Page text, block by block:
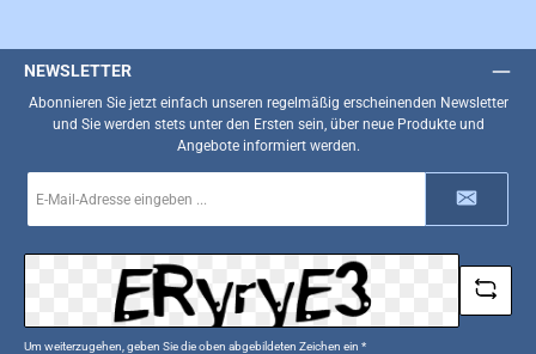
NEWSLETTER
Abonnieren Sie jetzt einfach unseren regelmäßig erscheinenden Newsletter
und Sie werden stets unter den Ersten sein, über neue Produkte und
Angebote informiert werden.
Mail-
*
Um weiterzugehen, geben Sie die oben abgebildeten Zeichen ein *